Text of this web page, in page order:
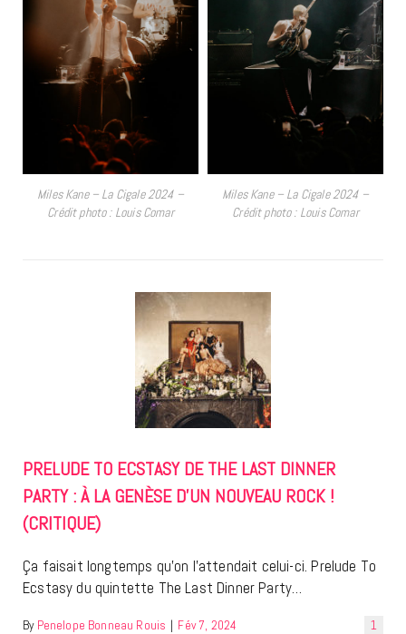
Miles Kane – La Cigale 2024 –
Crédit photo : Louis Comar
Miles Kane – La Cigale 2024 –
Crédit photo : Louis Comar
PRELUDE TO ECSTASY DE THE LAST DINNER
PARTY : À LA GENÈSE D’UN NOUVEAU ROCK !
(CRITIQUE)
Ça faisait longtemps qu’on l’attendait celui-ci. Prelude To
Ecstasy du quintette The Last Dinner Party…
1
By Penelope Bonneau Rouis | Fév 7, 2024